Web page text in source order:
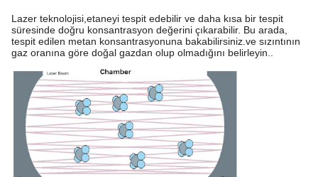
Lazer teknolojisi,etaneyi tespit edebilir ve daha kısa bir tespit
süresinde doğru konsantrasyon değerini çıkarabilir. Bu arada,
tespit edilen metan konsantrasyonuna bakabilirsiniz.ve sızıntının
gaz oranına göre doğal gazdan olup olmadığını belirleyin..